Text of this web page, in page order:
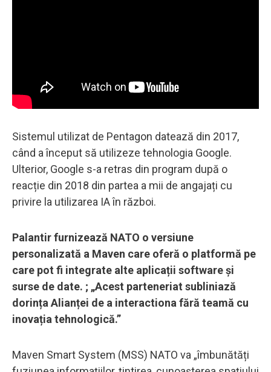
Sistemul utilizat de Pentagon datează din 2017,
când a început să utilizeze tehnologia Google.
Ulterior, Google s-a retras din program după o
reacție din 2018 din partea a mii de angajați cu
privire la utilizarea IA în război.
Palantir furnizează NATO o versiune
personalizată a Maven care oferă o platformă pe
care pot fi integrate alte aplicații software și
surse de date. ; „Acest parteneriat subliniază
dorința Alianței de a interactiona fără teamă cu
inovația tehnologică.”
Maven Smart System (MSS) NATO va „îmbunătăți